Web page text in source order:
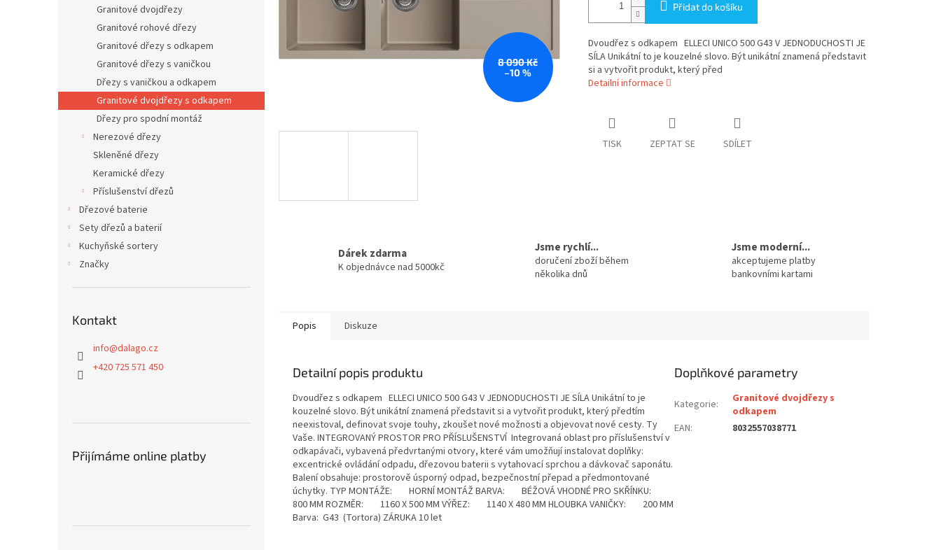
Granitové dvojdřezy
Granitové rohové dřezy
Granitové dřezy s odkapem
Granitové dřezy s vaničkou
Dřezy s vaničkou a odkapem
Granitové dvojdřezy s odkapem
Dřezy pro spodní montáž
Nerezové dřezy
Skleněné dřezy
Keramické dřezy
Příslušenství dřezů
Dřezové baterie
Sety dřezů a baterií
Kuchyňské sortery
Značky
Kontakt
info@dalago.cz
+420 725 571 450
Přijímáme online platby
8 090 Kč
–10 %
Přidat do košíku
Dvoudřez s odkapem ELLECI UNICO 500 G43 V JEDNODUCHOSTI JE
SÍLA Unikátní to je kouzelné slovo. Být unikátní znamená představit
si a vytvořit produkt, který před
Detailní informace
TISK ZEPTAT SE SDÍLET
Dárek zdarma
K objednávce nad 5000kč
Jsme rychlí...
doručení zboží během
několika dnů
Jsme moderní...
akceptujeme platby
bankovními kartami
Popis Diskuze
Detailní popis produktu
Dvoudřez s odkapem ELLECI UNICO 500 G43 V JEDNODUCHOSTI JE SÍLA Unikátní to je
kouzelné slovo. Být unikátní znamená představit si a vytvořit produkt, který předtím
neexistoval, definovat svoje touhy, zkoušet nové možnosti a objevovat nové cesty. Ty
Vaše. INTEGROVANÝ PROSTOR PRO PŘÍSLUŠENSTVÍ Integrovaná oblast pro příslušenství v
odkapávači, vybavená předvrtanými otvory, které vám umožňují instalovat doplňky:
excentrické ovládání odpadu, dřezovou baterii s vytahovací sprchou a dávkovač saponátu.
Balení obsahuje: prostorově úsporný odpad, bezpečnostní přepad a předmontované
úchytky. TYP MONTÁŽE: HORNÍ MONTÁŽ BARVA: BÉŽOVÁ VHODNÉ PRO SKŘÍNKU:
800 MM ROZMĚR: 1160 X 500 MM VÝŘEZ: 1140 X 480 MM HLOUBKA VANIČKY: 200 MM
Barva: G43 (Tortora) ZÁRUKA 10 let
Doplňkové parametry
Kategorie:
Granitové dvojdřezy s
odkapem
EAN: 8032557038771